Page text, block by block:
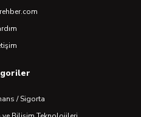
/ Sigorta